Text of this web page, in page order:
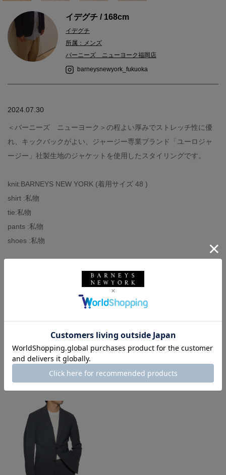
イデグチ / 168cm
イデグチ
所属：メンズ
バーニーズ ニューヨーク福岡店
barneysnewyork_fukuoka
2024.07.30
＜バーニーズ ニューヨーク＞の程よい厚みでストレッチ性に優
れ、キックバックがよい、ジャージー専業ブランド「ユーロジャ
ージー」社製生地のジャケットを使用したスタイリングです。
knit:BARNEYS NEW YORK (着用サイズ 48 )
shirt :私物
tie:私物
pants :私物
shoes :私物
◼︎身長168センチ、体重72キロ
◼︎イタリアサイズ48（モデルにより）
ンから各店在庫をご確認いただけます。気軽にお問い合わせくだ
着用しているアイテム